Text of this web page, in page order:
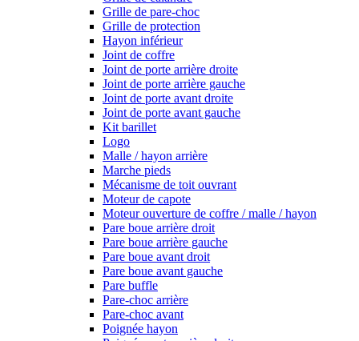
Grille de pare-choc
Grille de protection
Hayon inférieur
Joint de coffre
Joint de porte arrière droite
Joint de porte arrière gauche
Joint de porte avant droite
Joint de porte avant gauche
Kit barillet
Logo
Malle / hayon arrière
Marche pieds
Mécanisme de toit ouvrant
Moteur de capote
Moteur ouverture de coffre / malle / hayon
Pare boue arrière droit
Pare boue arrière gauche
Pare boue avant droit
Pare boue avant gauche
Pare buffle
Pare-choc arrière
Pare-choc avant
Poignée hayon